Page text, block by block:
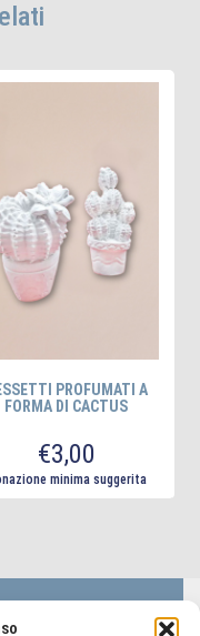
PROFUMATI A
FORMA DI CACTUS
€3,00
minima suggerita